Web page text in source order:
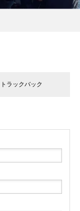
ラックバック